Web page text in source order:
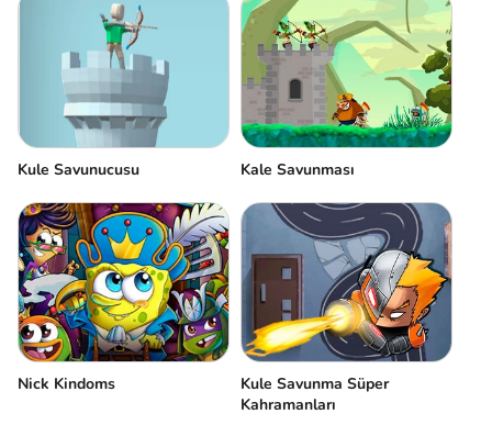
Kule Savunucusu Kale Savunması
Nick Kindoms
Kule Savunma Süper
Kahramanları